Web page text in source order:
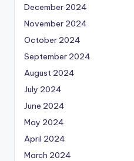
December 2024
November 2024
October 2024
September 2024
August 2024
July 2024
June 2024
May 2024
April 2024
March 2024